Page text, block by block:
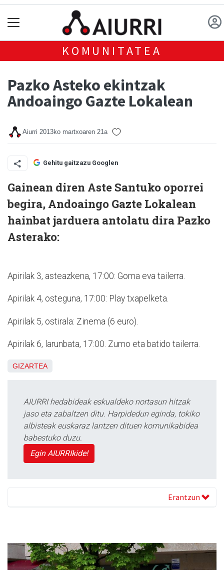
KOMUNITATEA
Pazko Asteko ekintzak
Andoaingo Gazte Lokalean
Aiurri 2013ko martxoaren 21a
Gehitu gaitzazu Googlen
Gainean diren Aste Santuko oporrei
begira, Andoaingo Gazte Lokalean
hainbat jarduera antolatu dira Pazko
Asterako:
Apirilak 3, asteazkena, 17:00: Goma eva tailerra.
Apirilak 4, osteguna, 17:00: Play txapelketa.
Apirilak 5, ostirala: Zinema (6 euro).
Apirilak 6, larunbata, 17:00. Zumo eta batido tailerra.
GIZARTEA
AIURRI hedabideak eskualdeko nortasun hitzak
jaso eta zabaltzen ditu. Harpidedun eginda, tokiko
albisteak euskaraz lantzen dituen komunikabidea
babestuko duzu.
Egin AIURRIkide!
Erantzun